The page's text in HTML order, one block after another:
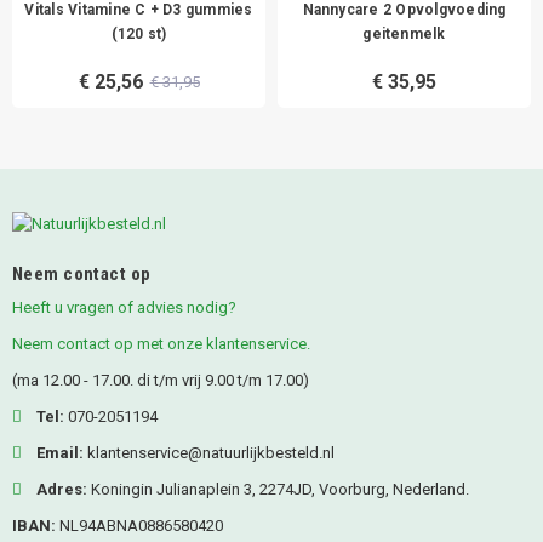
Vitals Vitamine C + D3 gummies
(120 st)
€ 25,56 € 31,95
Nannycare 2 Opvolgvoeding
geitenmelk
€ 35,95
Neem contact op
Heeft u vragen of advies nodig?
Neem contact op met onze klantenservice.
(ma 12.00 - 17.00. di t/m vrij 9.00 t/m 17.00)
Tel: 070-2051194
Email: klantenservice@natuurlijkbesteld.nl
Adres: Koningin Julianaplein 3, 2274JD, Voorburg, Nederland.
IBAN: NL94ABNA0886580420